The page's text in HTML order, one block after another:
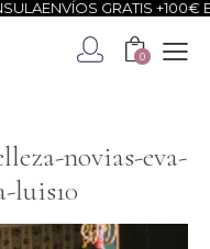
ENVÍOS GRATIS +100€
0
novias-eva-
luis10